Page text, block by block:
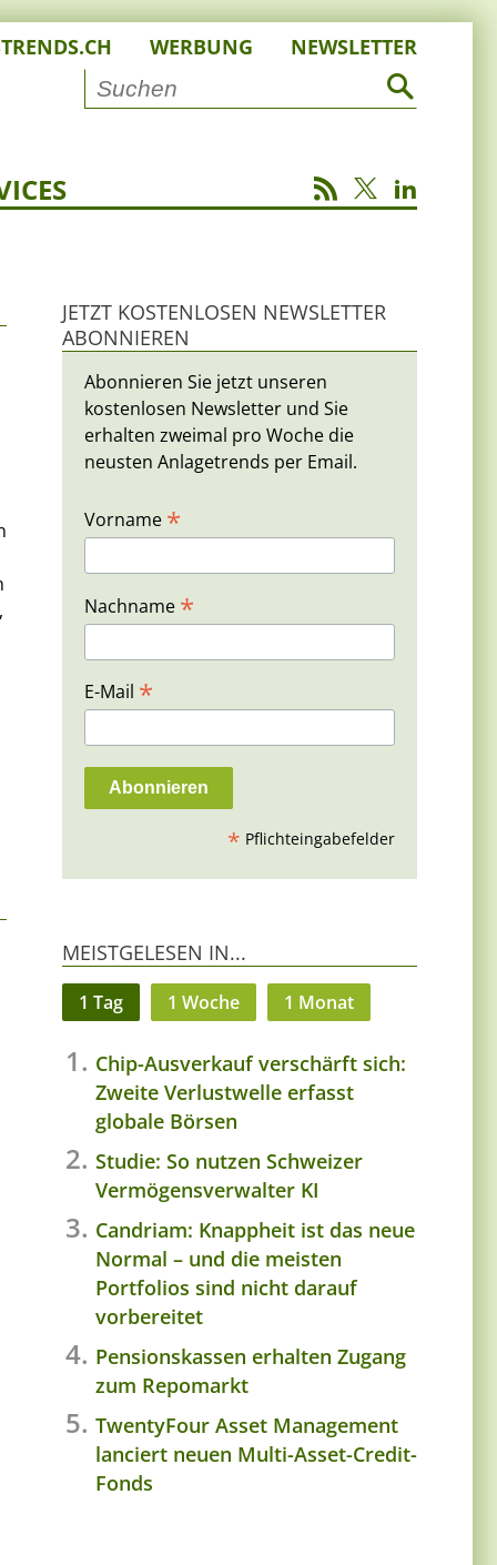
WERBUNG NEWSLETTER
JETZT KOSTENLOSEN NEWSLETTER
ABONNIEREN
Abonnieren Sie jetzt unseren
kostenlosen Newsletter und Sie
erhalten zweimal pro Woche die
neusten Anlagetrends per Email.
Vorname *
Nachname *
E-Mail *
* Pflichteingabefelder
MEISTGELESEN IN...
1 Tag 1 Woche 1 Monat
Chip-Ausverkauf verschärft sich:
Zweite Verlustwelle erfasst
globale Börsen
Studie: So nutzen Schweizer
Vermögensverwalter KI
Candriam: Knappheit ist das neue
Normal – und die meisten
Portfolios sind nicht darauf
vorbereitet
Pensionskassen erhalten Zugang
zum Repomarkt
TwentyFour Asset Management
lanciert neuen Multi-Asset-Credit-
Fonds